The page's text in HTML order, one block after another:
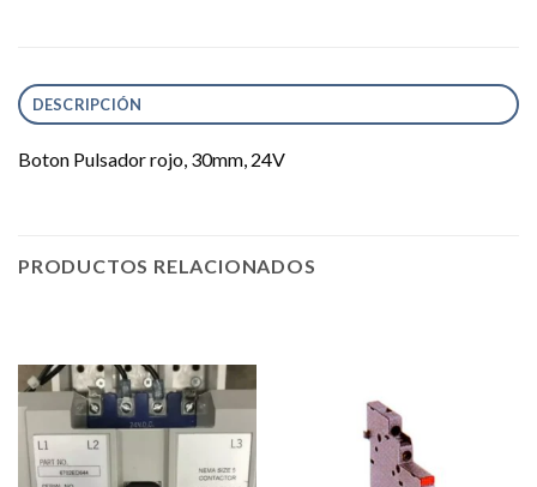
DESCRIPCIÓN
Boton Pulsador rojo, 30mm, 24V
PRODUCTOS RELACIONADOS